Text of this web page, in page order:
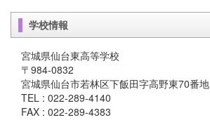
学校情報
宮城県仙台東高等学校
〒984-0832
宮城県仙台市若林区下飯田字高野東70番地
TEL : 022-289-4140
FAX : 022-289-4383